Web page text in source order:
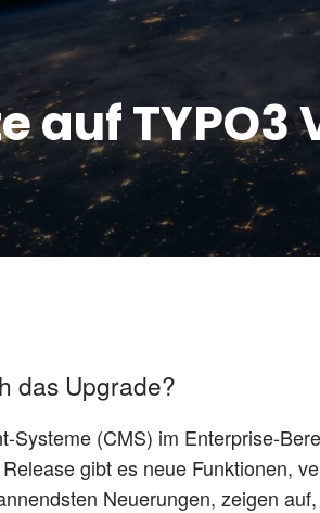
auf TYPO3
das Upgrade?
Systeme (CMS) im Enterprise-
gibt es neue
Neuerungen, zeigen